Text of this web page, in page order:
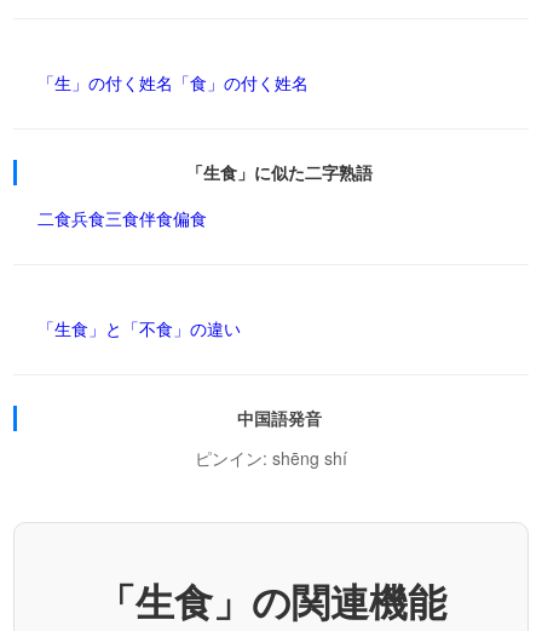
「生」の付く姓名 「食」の付く姓名
「生食」に似た二字熟語
二食兵食三食伴食偏食
「生食」と「不食」の違い
中国語発音
ピンイン: shēng shí
「生食」の関連機能